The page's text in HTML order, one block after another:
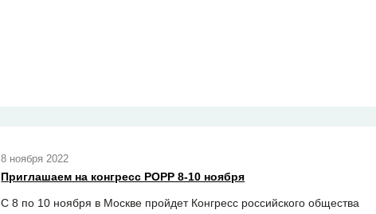
8 ноября 2022
Приглашаем на конгресс РОРР 8-10 ноября
C 8 по 10 ноября в Москве пройдет Конгресс российского общества